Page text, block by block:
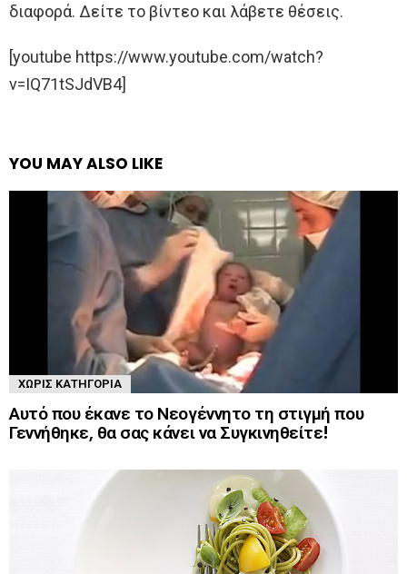
διαφορά. Δείτε το βίντεο και λάβετε θέσεις.
[youtube https://www.youtube.com/watch?
v=IQ71tSJdVB4]
YOU MAY ALSO LIKE
ΧΩΡΊΣ ΚΑΤΗΓΟΡΊΑ
Αυτό που έκανε το Νεογέννητο τη στιγμή που
Γεννήθηκε, θα σας κάνει να Συγκινηθείτε!